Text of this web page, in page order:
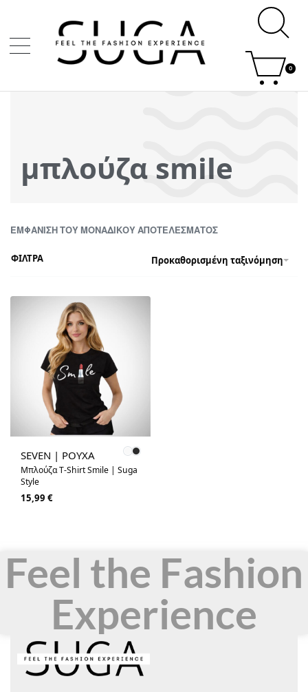
0
μπλούζα smile
ΕΜΦΆΝΙΣΗ ΤΟΥ ΜΟΝΑΔΙΚΟΎ ΑΠΟΤΕΛΈΣΜΑΤΟΣ
Προκαθορισμένη ταξινόμηση
ΦΙΛΤΡΑ
SEVEN | ΡΟΥΧΑ
Μπλούζα T-Shirt Smile | Suga
Style
15,99 €
Feel the Fashion
Experience